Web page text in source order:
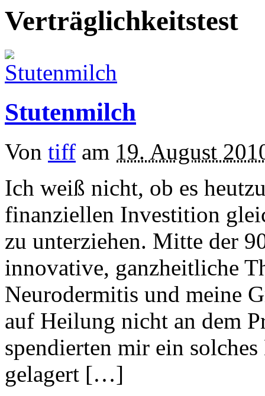
Verträglichkeitstest
Stutenmilch
Von tiff am 19. August
Ich weiß nicht, ob es
finanziellen Investition
zu unterziehen. Mitte der
innovative, ganzheitliche
Neurodermitis und meine
auf Heilung nicht an dem
spendierten mir ein
gelagert […]